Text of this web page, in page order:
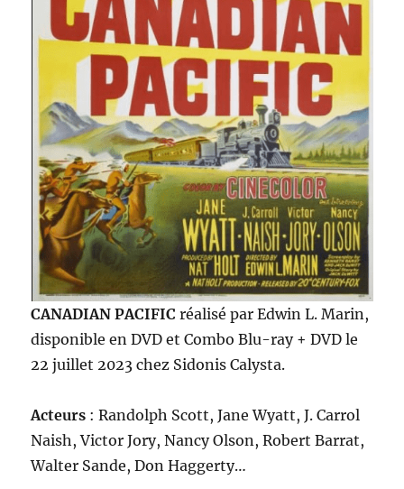
CANADIAN PACIFIC réalisé par Edwin L. Marin,
disponible en DVD et Combo Blu-ray + DVD le
22 juillet 2023 chez Sidonis Calysta.
Acteurs : Randolph Scott, Jane Wyatt, J. Carrol
Naish, Victor Jory, Nancy Olson, Robert Barrat,
Walter Sande, Don Haggerty…